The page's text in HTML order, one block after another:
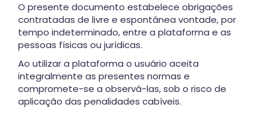
O presente documento estabelece obrigações
contratadas de livre e espontânea vontade, por
tempo indeterminado, entre a plataforma e as
pessoas físicas ou jurídicas.
Ao utilizar a plataforma o usuário aceita
integralmente as presentes normas e
compromete-se a observá-las, sob o risco de
aplicação das penalidades cabíveis.